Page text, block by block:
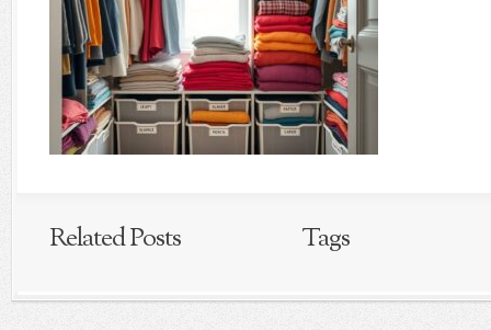
Related Posts Tags